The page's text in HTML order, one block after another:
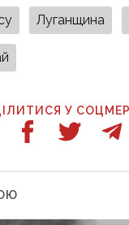
Луганщина
У